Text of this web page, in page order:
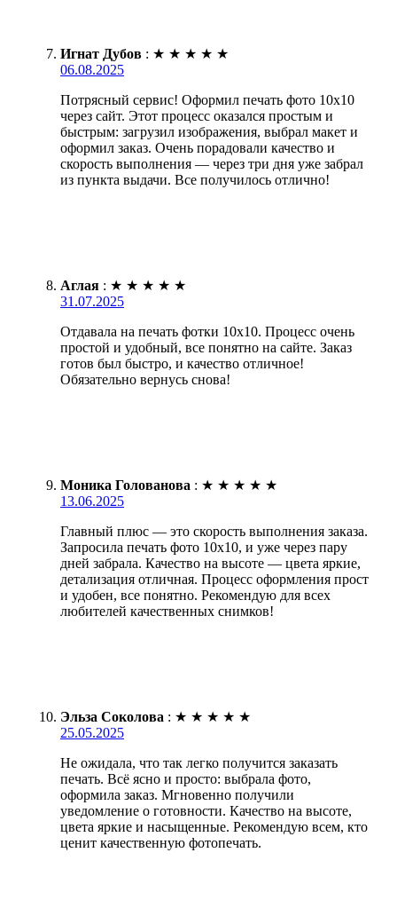
Игнат Дубов : ★ ★ ★ ★ ★
06.08.2025
Потрясный сервис! Оформил печать фото 10х10
через сайт. Этот процесс оказался простым и
быстрым: загрузил изображения, выбрал макет и
оформил заказ. Очень порадовали качество и
скорость выполнения — через три дня уже забрал
из пункта выдачи. Все получилось отлично!
Аглая : ★ ★ ★ ★ ★
31.07.2025
Отдавала на печать фотки 10х10. Процесс очень
простой и удобный, все понятно на сайте. Заказ
готов был быстро, и качество отличное!
Обязательно вернусь снова!
Моника Голованова : ★ ★ ★ ★ ★
13.06.2025
Главный плюс — это скорость выполнения заказа.
Запросила печать фото 10х10, и уже через пару
дней забрала. Качество на высоте — цвета яркие,
детализация отличная. Процесс оформления прост
и удобен, все понятно. Рекомендую для всех
любителей качественных снимков!
Эльза Соколова : ★ ★ ★ ★ ★
25.05.2025
Не ожидала, что так легко получится заказать
печать. Всё ясно и просто: выбрала фото,
оформила заказ. Мгновенно получили
уведомление о готовности. Качество на высоте,
цвета яркие и насыщенные. Рекомендую всем, кто
ценит качественную фотопечать.